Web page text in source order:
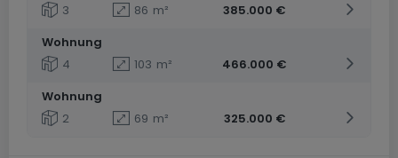
3
86 m²
385.000 €
Wohnung
4
103 m²
466.000 €
Wohnung
2
69 m² 325.000 €